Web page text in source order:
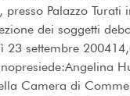
Palazzo
dei soggetti
settembre
Camera di